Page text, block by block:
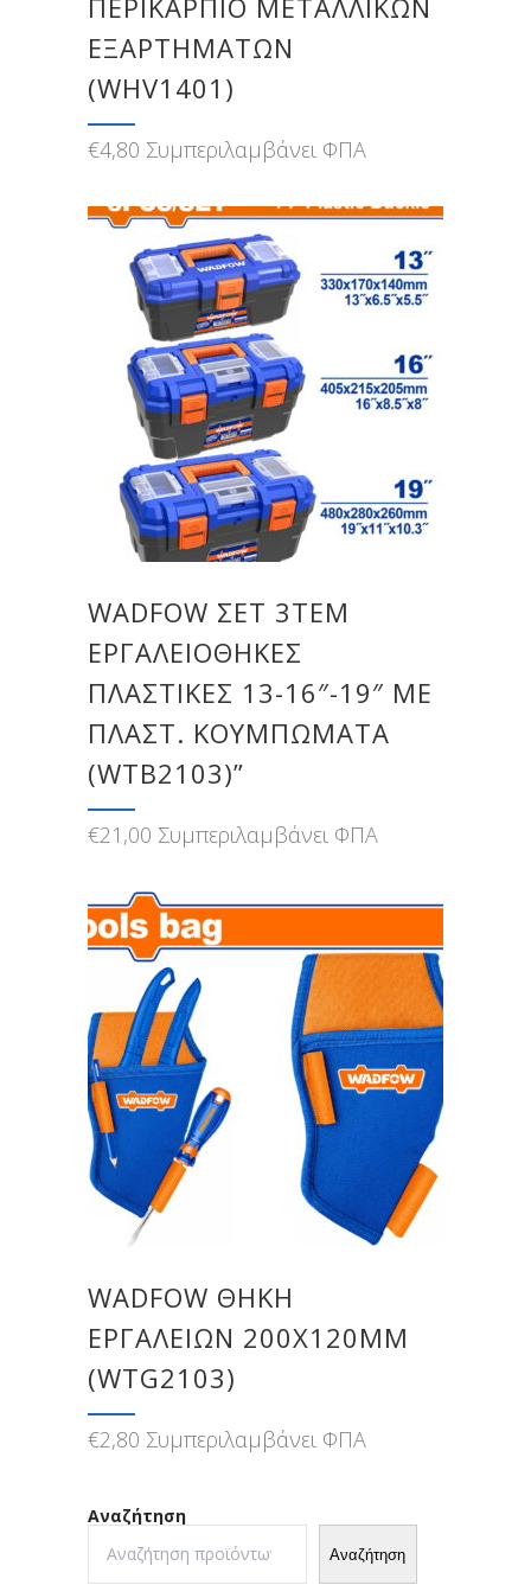
ΠΕΡΙΚΑΡΠΙΟ ΜΕΤΑΛΛΙΚΩΝ
ΕΞΑΡΤΗΜΑΤΩΝ
(WHV1401)
€4,80 Συμπεριλαμβάνει ΦΠΑ
WADFOW ΣΕΤ 3ΤΕΜ
ΕΡΓΑΛΕΙΟΘΗΚΕΣ
ΠΛΑΣΤΙΚΕΣ 13-16″-19″ ΜΕ
ΠΛΑΣΤ. ΚΟΥΜΠΩΜΑΤΑ
(WTB2103)”
€21,00 Συμπεριλαμβάνει ΦΠΑ
WADFOW ΘΗΚΗ
ΕΡΓΑΛΕΙΩΝ 200X120MM
(WTG2103)
€2,80 Συμπεριλαμβάνει ΦΠΑ
Αναζήτηση
Αναζήτηση